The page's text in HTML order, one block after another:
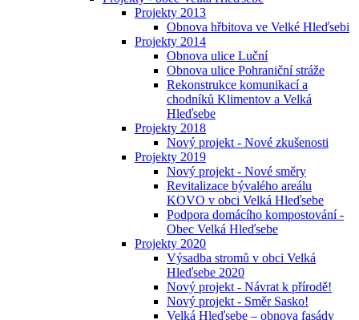
Projekty 2013
Obnova hřbitova ve Velké Hleďsebi
Projekty 2014
Obnova ulice Luční
Obnova ulice Pohraniční stráže
Rekonstrukce komunikací a
chodníků Klimentov a Velká
Hleďsebe
Projekty 2018
Nový projekt - Nové zkušenosti
Projekty 2019
Nový projekt - Nové směry
Revitalizace bývalého areálu
KOVO v obci Velká Hleďsebe
Podpora domácího kompostování -
Obec Velká Hleďsebe
Projekty 2020
Výsadba stromů v obci Velká
Hleďsebe 2020
Nový projekt - Návrat k přírodě!
Nový projekt - Směr Sasko!
Velká Hleďsebe – obnova fasády